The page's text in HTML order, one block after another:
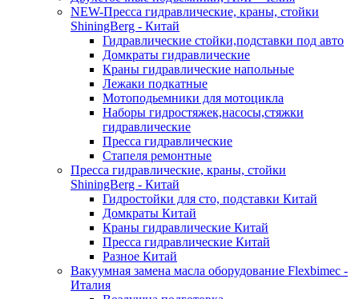
NEW-Пресса гидравлические, краны, стойки
ShiningBerg - Китай
Гидравлические стойки,подставки под авто
Домкраты гидравлические
Краны гидравлические напольные
Лежаки подкатные
Мотоподьемники для мотоцикла
Наборы гидростяжек,насосы,стяжки
гидравлические
Пресса гидравлические
Стапеля ремонтные
Пресса гидравлические, краны, стойки
ShiningBerg - Китай
Гидростойки для сто, подставки Китай
Домкраты Китай
Краны гидравлические Китай
Пресса гидравлические Китай
Разное Китай
Вакуумная замена масла оборудование Flexbimeс -
Италия